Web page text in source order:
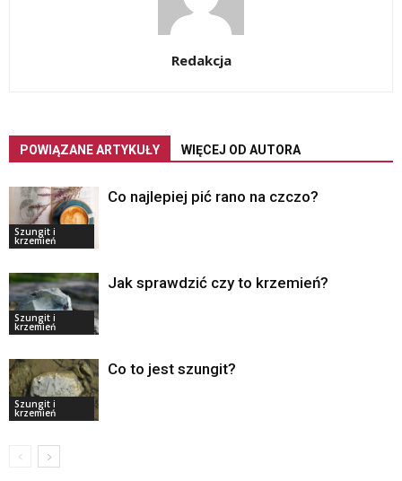
Redakcja
POWIĄZANE ARTYKUŁY WIĘCEJ OD AUTORA
Szungit i
krzemień
Co najlepiej pić rano na czczo?
Szungit i
krzemień
Jak sprawdzić czy to krzemień?
Szungit i
krzemień
Co to jest szungit?